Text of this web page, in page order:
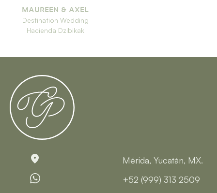
MAUREEN & AXEL
Destination Wedding
Hacienda Dzibikak
Mérida, Yucatán, MX.
+52 (999) 313 2509